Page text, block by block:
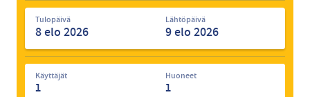
Tulopäivä Lähtöpäivä
Käyttäjät
1
Huoneet
1